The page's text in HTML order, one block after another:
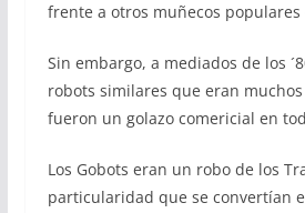
frente a otros muñecos
Sin embargo, a mediados de los
robots similares que eran
fueron un golazo comericial en
Los Gobots eran un robo de los
particularidad que se convertían